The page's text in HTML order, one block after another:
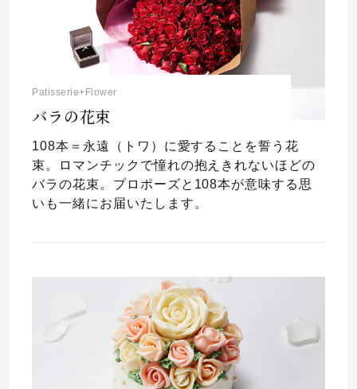
Patisserie+Flower
バラの花束
108本＝永遠（トワ）に愛することを誓う花
束。ロマンチックで憧れの抱えきれないほどの
バラの花束。プロポーズと108本が意味する思
いも一緒にお届いたします。